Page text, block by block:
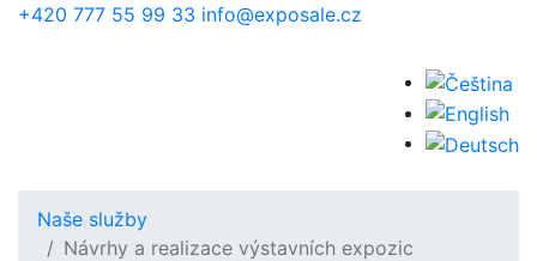
Přejít k hlavnímu obsahu
+420 777 55 99 33 info@exposale.cz
Naše služby
Návrhy a realizace výstavních expozic